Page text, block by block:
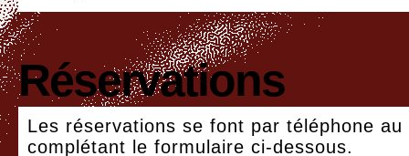
Réservations
Les réservations se font par téléphone
complétant le formulaire ci-dessous.